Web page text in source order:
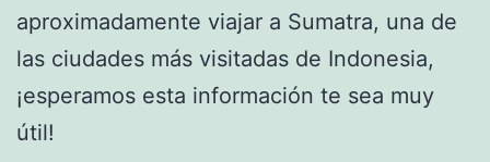
aproximadamente viajar a Sumatra, una de
las ciudades más visitadas de Indonesia,
¡esperamos esta información te sea muy
útil!